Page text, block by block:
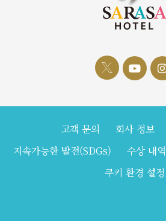
고객 문의 회사 정보
지속가능한 발전(SDGs)
수상 내역
쿠키 환경 설정